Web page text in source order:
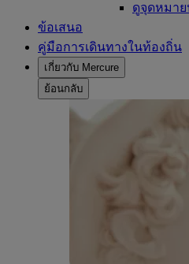
ดูจุดหมา
ข้อเสนอ
คู่มือการเดินทางในท้องถิ่น
เกี่ยวกับ Mercure
ย้อนกลับ